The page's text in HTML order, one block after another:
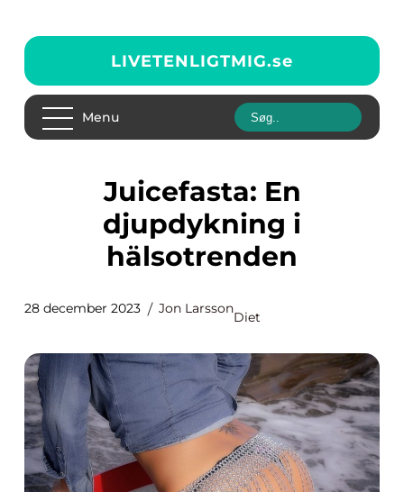
LIVETENLIGTMIG.se
Menu
Juicefasta: En
djupdykning i
hälsotrenden
28 december 2023 Jon Larsson
Diet